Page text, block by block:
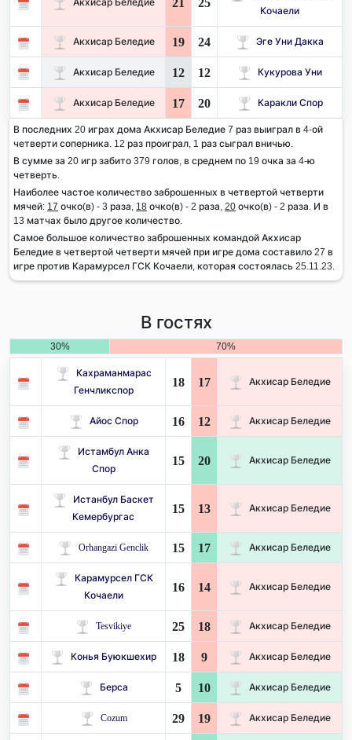
Кочаели
Акхисар Беледие 19 24 Эге Уни Дакка
Акхисар Беледие 12 12 Кукурова Уни
Акхисар Беледие 17 20 Каракли Спор
В последних 20 играх дома Акхисар Беледие 7 раз выиграл в 4-ой
четверти соперника. 12 раз проиграл, 1 раз сыграл вничью.
В сумме за 20 игр забито 379 голов, в среднем по 19 очка за 4-ю
четверть.
Наиболее частое количество заброшенных в четвертой четверти
мячей: 17 очко(в) - 3 раза, 18 очко(в) - 2 раза, 20 очко(в) - 2 раза. И в
13 матчах было другое количество.
Самое большое количество заброшенных командой Акхисар
Беледие в четвертой четверти мячей при игре дома составило 27 в
игре против Карамурсел ГСК Кочаели, которая состоялась 25.11.23.
В гостях
30% 70%
Кахраманмарас
Генчликспор
18 17 Акхисар Беледие
Айос Спор 16 12 Акхисар Беледие
Истамбул Анка
Спор
15 20 Акхисар Беледие
Истанбул Баскет
Кемербургас
15 13 Акхисар Беледие
Orhangazi Genclik 15 17 Акхисар Беледие
Карамурсел ГСК
Кочаели
16 14 Акхисар Беледие
Tesvikiye 25 18 Акхисар Беледие
Конья Буюкшехир 18 9 Акхисар Беледие
Берса 5 10 Акхисар Беледие
Cozum 29 19 Акхисар Беледие